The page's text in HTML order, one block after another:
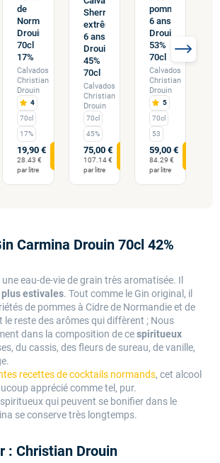
de
Normandie
Drouin
70cl
17%
Calvados
Christian
Drouin
4
70cl
17%
19,90 €
28.43 €
par litre
Sherry
extrême
6 ans
Drouin
45%
70cl
Calvados
Christian
Drouin
70cl
45%
75,00 €
107.14 €
par litre
pomme
6 ans
Drouin
53%
70cl
Calvados
Christian
Drouin
5
70cl
53
59,00 €
84.29 €
par litre
Carmina Drouin 70cl 42%
eau-de-vie de grain très aromatisée. Il
estivales. Tout comme le Gin original, il
de pommes à Cidre de Normandie et de
le reste des arômes qui diffèrent ; Nous
dans la composition de cespiritueux
du cassis, des fleurs de sureau, de vanille,
recettes de cocktails normands, cet alcool
apprécié comme tel, pur.
qui peuvent se bonifier dans le
se conserve très longtemps.
: Christian Drouin